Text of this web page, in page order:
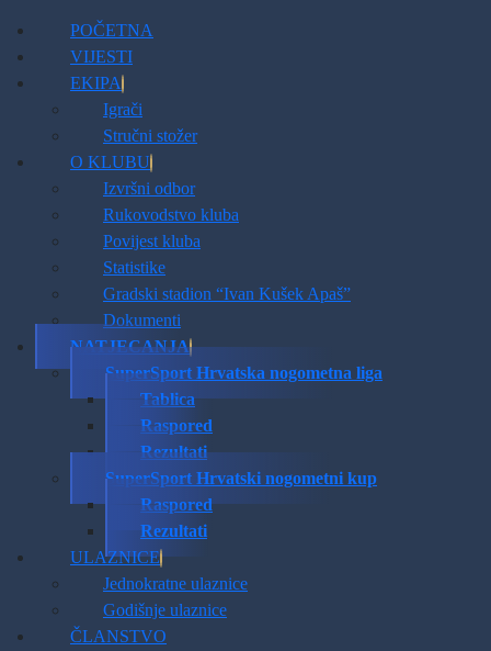
POČETNA
VIJESTI
EKIPA
Igrači
Stručni stožer
O KLUBU
Izvršni odbor
Rukovodstvo kluba
Povijest kluba
Statistike
Gradski stadion “Ivan Kušek Apaš”
Dokumenti
NATJECANJA
SuperSport Hrvatska nogometna liga
Tablica
Raspored
Rezultati
SuperSport Hrvatski nogometni kup
Raspored
Rezultati
ULAZNICE
Jednokratne ulaznice
Godišnje ulaznice
ČLANSTVO